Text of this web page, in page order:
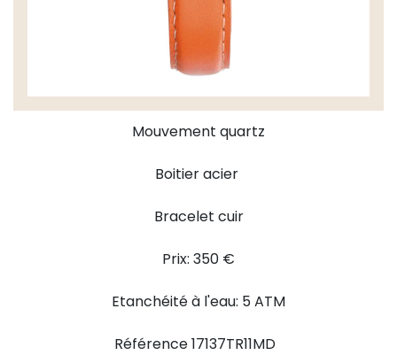
Mouvement quartz
Boitier acier
Bracelet cuir
Prix: 350 €
Etanchéité à l'eau: 5 ATM
Référence 17137TR11MD